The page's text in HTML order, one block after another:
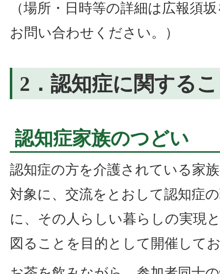
（場所・日時等の詳細は広報須
お問い合わせください。）
2．認知症に関する
認知症家族のつどい
認知症の方を介護されている家
対象に、交流をとおして認知症
に、その人らしい暮らしの実現
図ることを目的として開催して